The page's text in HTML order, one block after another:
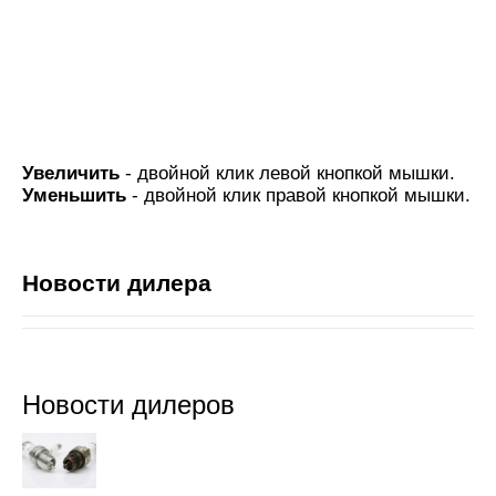
Увеличить - двойной клик левой кнопкой мышки.
Уменьшить - двойной клик правой кнопкой мышки.
Новости дилера
Новости дилеров